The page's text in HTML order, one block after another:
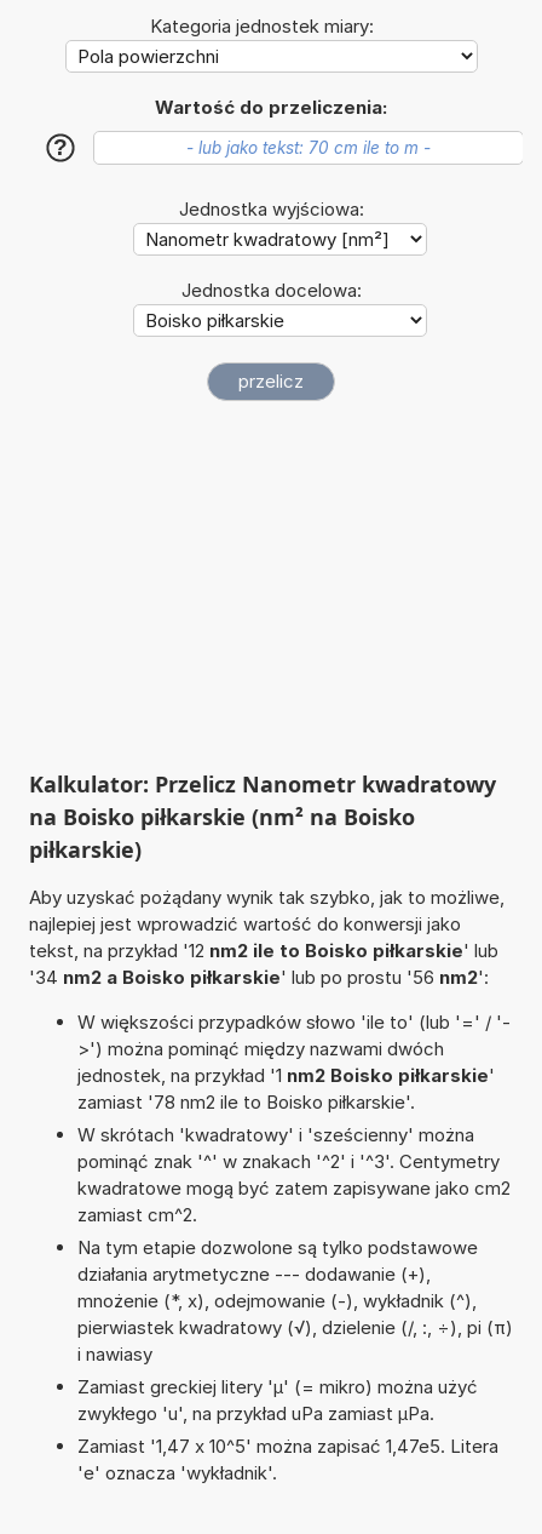
Kategoria jednostek miary:
Wartość do przeliczenia:
?
Jednostka wyjściowa:
Jednostka docelowa:
Kalkulator: Przelicz Nanometr kwadratowy
na Boisko piłkarskie (nm² na Boisko
piłkarskie)
Aby uzyskać pożądany wynik tak szybko, jak to możliwe,
najlepiej jest wprowadzić wartość do konwersji jako
tekst, na przykład '12 nm2 ile to Boisko piłkarskie' lub
'34 nm2 a Boisko piłkarskie' lub po prostu '56 nm2':
W większości przypadków słowo 'ile to' (lub '=' / '-
>') można pominąć między nazwami dwóch
jednostek, na przykład '1 nm2 Boisko piłkarskie'
zamiast '78 nm2 ile to Boisko piłkarskie'.
W skrótach 'kwadratowy' i 'sześcienny' można
pominąć znak '^' w znakach '^2' i '^3'. Centymetry
kwadratowe mogą być zatem zapisywane jako cm2
zamiast cm^2.
Na tym etapie dozwolone są tylko podstawowe
działania arytmetyczne --- dodawanie (+),
mnożenie (*, x), odejmowanie (-), wykładnik (^),
pierwiastek kwadratowy (√), dzielenie (/, :, ÷), pi (π)
i nawiasy
Zamiast greckiej litery 'µ' (= mikro) można użyć
zwykłego 'u', na przykład uPa zamiast µPa.
Zamiast '1,47 x 10^5' można zapisać 1,47e5. Litera
'e' oznacza 'wykładnik'.